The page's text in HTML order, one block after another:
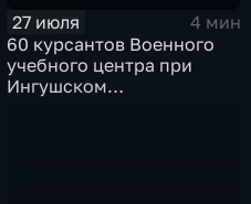
27 июля
4 мин
60 курсантов Военного
учебного центра при
Ингушском